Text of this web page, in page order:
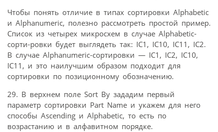
Чтобы понять отличие в типах сортировки Alphabetic
и Alphanumeric, полезно рассмотреть простой пример.
Список из четырех микросхем в случае Alphabetic-
сорти-ровки будет выглядеть так: IC1, IC10, IC11, IC2.
В случае Alphanumeric-сортировки — IC1, IC2, IC10,
IC11, и это наилучшим образом подходит для
сортировки по позиционному обозначению.
29. В верхнем поле Sort By зададим первый
параметр сортировки Part Name и укажем для него
способы Ascending и Alphabetic, то есть по
возрастанию и в алфавитном порядке.